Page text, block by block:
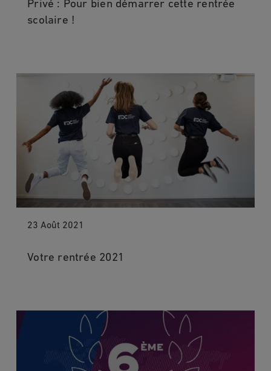
Privé : Pour bien démarrer cette rentrée
scolaire !
23 Août 2021
Votre rentrée 2021